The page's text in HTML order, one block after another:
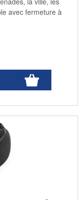
avec fermeture à